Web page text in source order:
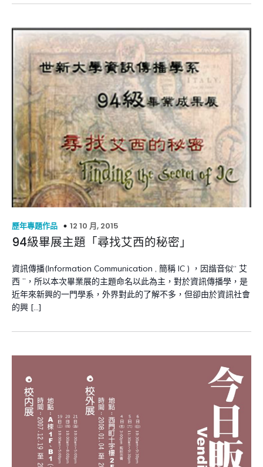
歷年專題作品 12 10 月, 2015
94級畢展主題「尋找艾西的秘密」
資訊傳播(Information Communication , 簡稱 IC ) ，因諧音似“ 艾
西 ”，所以本次畢業展的主題命名以此為主，對於資訊傳播學，是
近年來新興的一門學系，外界對此的了解不多，但卻由於資訊社會
的興 […]